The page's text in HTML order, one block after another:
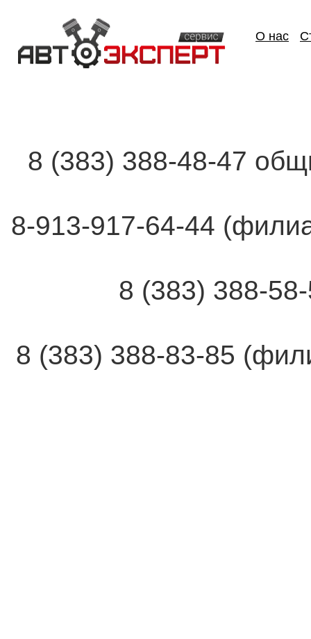
О нас
8 (383) 388-48-47
8-913-917-64-44
8 (383) 388-
8 (383) 388-83-85